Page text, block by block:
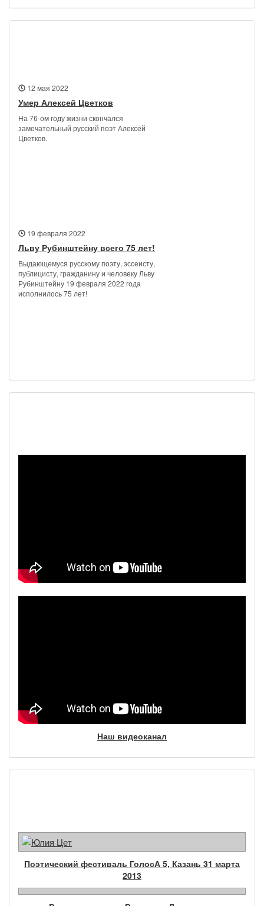
12 мая 2022
Умер Алексей Цветков
На 76-ом году жизни скончался
замечательный русский поэт Алексей
Цветков.
19 февраля 2022
Льву Рубинштейну всего 75 лет!
Выдающемуся русскому поэту, эссеисту,
публицисту, гражданину и человеку Льву
Рубинштейну 19 февраля 2022 года
исполнилось 75 лет!
Наш видеоканал
Поэтический фестиваль ГолосА 5, Казань 31 марта
2013